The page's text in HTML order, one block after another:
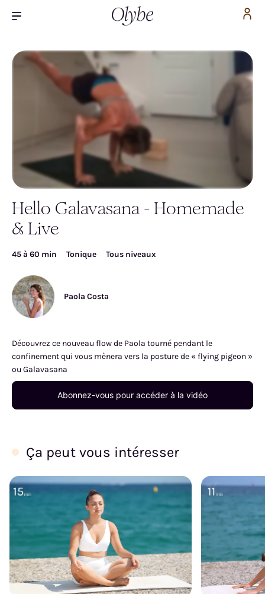
Inscrivez-vous pour accéder gratuitement à la
Hello Galavasana - Homemade
& Live
45 à 60 min Tonique Tous niveaux
Paola Costa
Découvrez ce nouveau flow de Paola tourné pendant le
confinement qui vous mènera vers la posture de « flying pigeon »
ou Galavasana
Abonnez-vous pour accéder à la vidéo
Ça peut vous intéresser